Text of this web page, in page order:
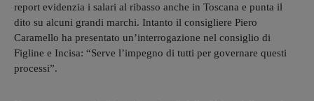
report evidenzia i salari al ribasso anche in Toscana e punta il
dito su alcuni grandi marchi. Intanto il consigliere Piero
Caramello ha presentato un’interrogazione nel consiglio di
Figline e Incisa: “Serve l’impegno di tutti per governare questi
processi”.